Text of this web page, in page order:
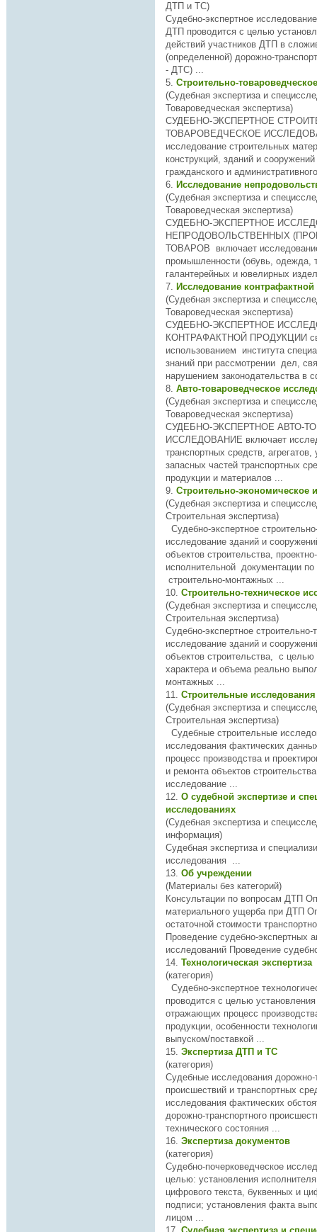
ДТП и ТС)
Судебно-экспертное исследован
ДТП проводится с целью установления:
действий участников ДТП в
(определенной) дорожно-
- ДТС) ...
5. Строительно-
(Судебная экспертиза и
Товароведческая экспертиза)
СУДЕБНО-ЭКСПЕРТНОЕ
ТОВАРОВЕДЧЕСКОЕ
исследование строительных
конструкций, зданий и
гражданского и
6.
(Судебная экспертиза и
Товароведческая экспертиза)
СУДЕБНО-ЭКСПЕРТНОЕ
НЕПРОДОВОЛЬСТВЕННЫХ
ТОВАРОВ включает исследован
промышленности (обувь, одежда,
галантерейных и ювелирных
7. Исследование
(Судебная экспертиза и
Товароведческая экспертиза)
СУДЕБНО-ЭКСПЕРТНОЕ
КОНТРАФАКТНОЙ ПРОДУКЦИИ
использованием института
знаний при рассмотрении дел,
нарушением законодательства в
8. Авто-товароведческое
(Судебная экспертиза и
Товароведческая экспертиза)
СУДЕБНО-ЭКСПЕРТНОЕ АВТО-
ИССЛЕДОВАН ИЕ включает
транспортных средств,
запасных частей транспортных
продукции и материалов ...
9. Строительно-экономическое
(Судебная экспертиза и
Строительная экспертиза)
Судебно-экспертное
исследован
объектов строительства,
исполнительной документации по
строительно-монтажных ...
10. Строительно-техническое
(Судебная экспертиза и
Строительная экспертиза)
Судебно-экспертное строительно-
исследован
объектов строительства, с
характера и объема реально
монтажных ...
11. Строительные
(Судебная экспертиза и
Строительная экспертиза)
Судебные строительные
исследования фактических
процесс производства и
исследование ...
12. О судебной экспертизе и
исследованиях
(Судебная экспертиза и
информация)
Судебная экспертиза и
исследования ...
13. Об учреждении
(Материалы без категорий)
Консультации по вопросам ДТП
материального ущерба при ДТП
остаточной стоимости
Проведение судебно-экспертных
исследований Проведение
14. Технологическая экспертиза
(категория)
Судебно-экспертное
проводится с целью
отражающих процесс
продукции, особенности
выпуском/поставкой ...
15. Экспертиза ДТП и ТС
(категория)
Судебные исследования дорожно-
происшествий и транспортных
исследования фактических
дорожно-транспортного
технического состояния ...
16. Экспертиза документов
(категория)
Судебно-почерковедческое
целью: установления исполнителя буквенного и
цифрового текста, буквенных и
подписи; установления факта выполнения одним
лицом ...